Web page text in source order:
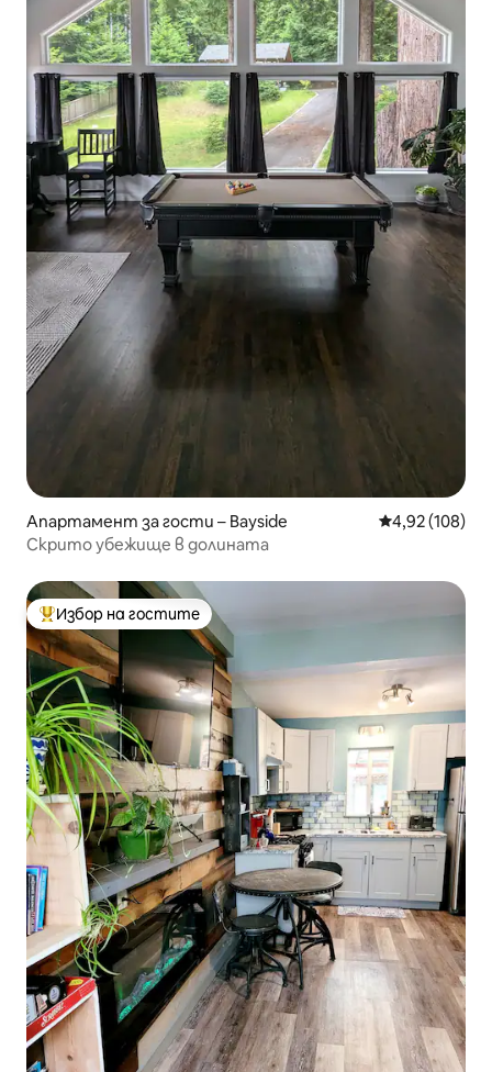
Апартамент за гости – Bayside Средна
4,92 (108)
Скрито убежище в долината
Най-популярен избор на гостите
Избор на гостите